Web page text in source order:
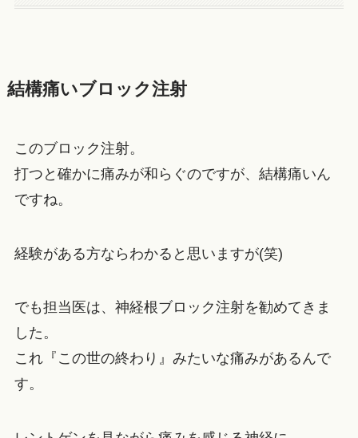
結構痛いブロック注射
このブロック注射。
打つと確かに痛みが和らぐのですが、結構痛いん
ですね。
経験がある方ならわかると思いますが(笑)
でも担当医は、神経根ブロック注射を勧めてきま
した。
これ『この世の終わり』みたいな痛みがあるんで
す。